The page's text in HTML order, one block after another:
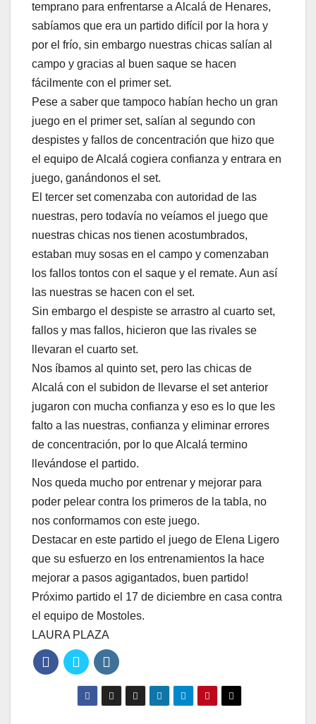
temprano para enfrentarse a Alcalá de Henares,
sabíamos que era un partido difícil por la hora y
por el frío, sin embargo nuestras chicas salían al
campo y gracias al buen saque se hacen
fácilmente con el primer set.
Pese a saber que tampoco habían hecho un gran
juego en el primer set, salían al segundo con
despistes y fallos de concentración que hizo que
el equipo de Alcalá cogiera confianza y entrara en
juego, ganándonos el set.
El tercer set comenzaba con autoridad de las
nuestras, pero todavía no veíamos el juego que
nuestras chicas nos tienen acostumbrados,
estaban muy sosas en el campo y comenzaban
los fallos tontos con el saque y el remate. Aun así
las nuestras se hacen con el set.
Sin embargo el despiste se arrastro al cuarto set,
fallos y mas fallos, hicieron que las rivales se
llevaran el cuarto set.
Nos íbamos al quinto set, pero las chicas de
Alcalá con el subidon de llevarse el set anterior
jugaron con mucha confianza y eso es lo que les
falto a las nuestras, confianza y eliminar errores
de concentración, por lo que Alcalá termino
llevándose el partido.
Nos queda mucho por entrenar y mejorar para
poder pelear contra los primeros de la tabla, no
nos conformamos con este juego.
Destacar en este partido el juego de Elena Ligero
que su esfuerzo en los entrenamientos la hace
mejorar a pasos agigantados, buen partido!
Próximo partido el 17 de diciembre en casa contra
el equipo de Mostoles.
LAURA PLAZA